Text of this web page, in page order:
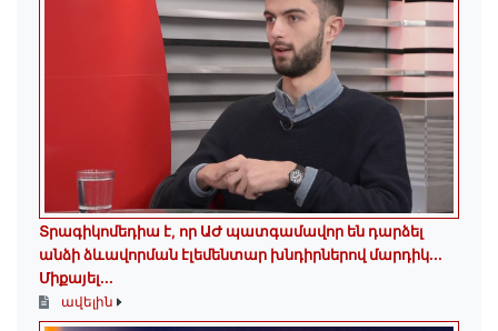
Տրագիկոմեդիա է, որ ԱԺ պատգամավոր են դարձել
անձի ձևավորման էլեմենտար խնդիրներով մարդիկ․․․
Միքայել...
ավելին